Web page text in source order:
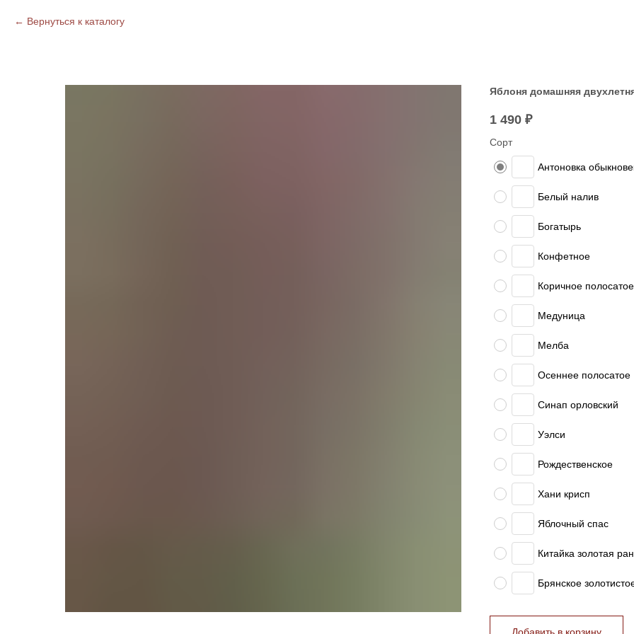
Вернуться к каталогу
Яблоня домашняя
1 490 ₽
Сорт
Антоновка
Белый налив
Богатырь
Конфетное
Коричное полосатое
Медуница
Мелба
Осеннее полосатое
Синап орловский
Уэлси
Рождественское
Хани крисп
Яблочный спас
Китайка золотая
Брянское